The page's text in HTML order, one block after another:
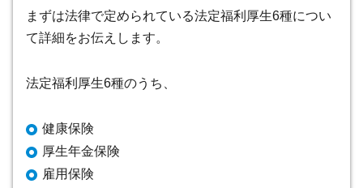
まずは法律で定められている法定福利厚生6種につい
て詳細をお伝えします。
法定福利厚生6種のうち、
健康保険
厚生年金保険
雇用保険